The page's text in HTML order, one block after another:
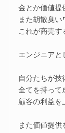
金とか価値提
また胡散臭
これが商売す
エンジニアと
自分たちが技
全てを持って
顧客の利益を
また価値提